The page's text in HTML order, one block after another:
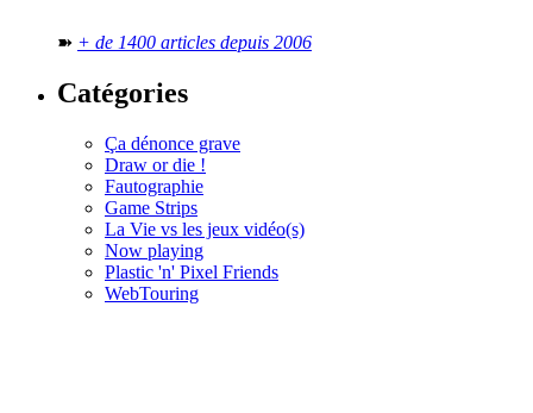
➽ + de 1400 articles depuis 2006
Catégories
Ça dénonce grave
Draw or die !
Fautographie
Game Strips
La Vie vs les jeux vidéo(s)
Now playing
Plastic 'n' Pixel Friends
WebTouring